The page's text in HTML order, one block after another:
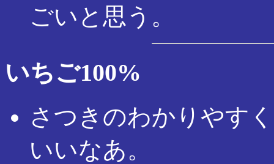
ごいと思う。
いちご100%
さつきのわかりやす
いいなあ。